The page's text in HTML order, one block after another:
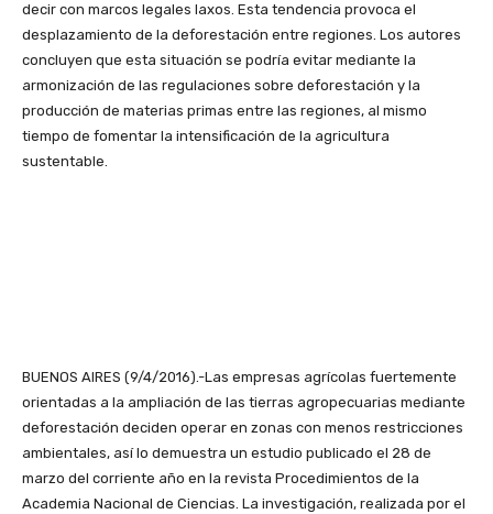
decir con marcos legales laxos. Esta tendencia provoca el
desplazamiento de la deforestación entre regiones. Los autores
concluyen que esta situación se podría evitar mediante la
armonización de las regulaciones sobre deforestación y la
producción de materias primas entre las regiones, al mismo
tiempo de fomentar la intensificación de la agricultura
sustentable.
BUENOS AIRES (9/4/2016).-Las empresas agrícolas fuertemente
orientadas a la ampliación de las tierras agropecuarias mediante
deforestación deciden operar en zonas con menos restricciones
ambientales, así lo demuestra un estudio publicado el 28 de
marzo del corriente año en la revista Procedimientos de la
Academia Nacional de Ciencias. La investigación, realizada por el